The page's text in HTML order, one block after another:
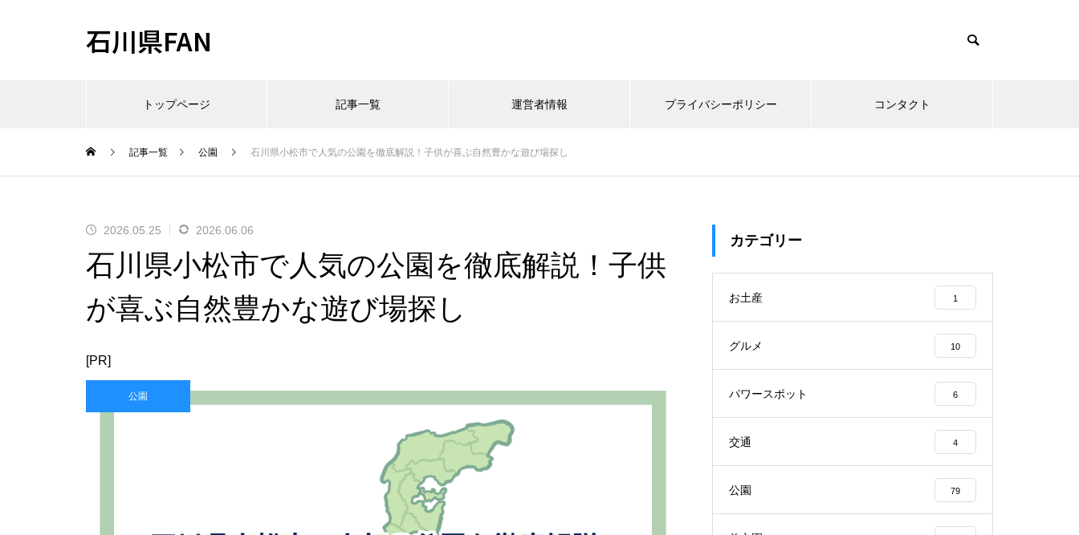
石川県FAN
トップページ 記事一覧 運営者情報 プライバシーポリシー コンタクト
記事一覧 公園 石川県小松市で人気の公園を徹底解説！子供が喜ぶ自然豊かな遊び場探し
2026.05.25 2026.06.06
石川県小松市で人気の公園を徹底解説！子供
が喜ぶ自然豊かな遊び場探し
[PR]
公園
カテゴリー
お土産 1
グルメ 10
パワースポット 6
交通 4
公園 79